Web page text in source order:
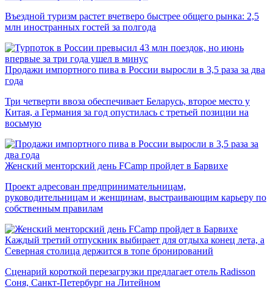
Въездной туризм растет вчетверо быстрее общего рынка: 2,5
млн иностранных гостей за полгода
Продажи импортного пива в России выросли в 3,5 раза за два
года
Три четверти ввоза обеспечивает Беларусь, второе место у
Китая, а Германия за год опустилась с третьей позиции на
восьмую
Женский менторский день FCamp пройдет в Барвихе
Проект адресован предпринимательницам,
руководительницам и женщинам, выстраивающим карьеру по
собственным правилам
Каждый третий отпускник выбирает для отдыха конец лета, а
Северная столица держится в топе бронирований
Сценарий короткой перезагрузки предлагает отель Radisson
Соня, Санкт-Петербург на Литейном